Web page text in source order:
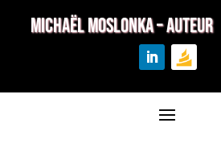
MICHAËL MOSLONKA – Auteur